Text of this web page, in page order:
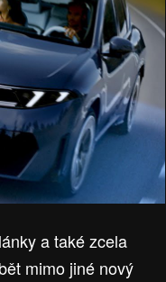
a také zcela
mimo jiné nový